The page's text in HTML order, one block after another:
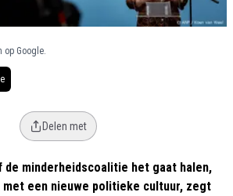
op Google.
Delen met
de minderheidscoalitie het gaat halen,
een nieuwe politieke cultuur, zegt